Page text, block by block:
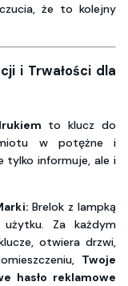
że to kolejny
i Trwałości dla
to klucz do
w potężne i
tylko informuje, ale i
Brelok z lampką
Za każdym
otwiera drzwi,
Twoje
hasło reklamowe